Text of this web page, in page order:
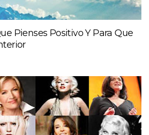
Pienses Positivo Y Para Que